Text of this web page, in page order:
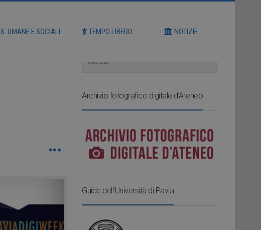
S. UMANE E SOCIALI TEMPO LIBERO NOTIZIE
Archivio fotografico digitale d’Ateneo
Guide dell’Università di Pavia